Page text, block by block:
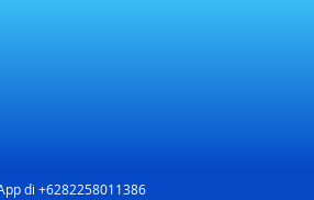
di +6282258011386